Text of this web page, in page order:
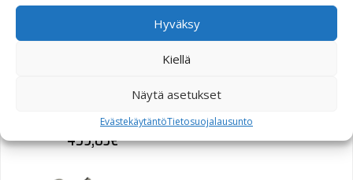
Hyväksy
Kiellä
Näytä asetukset
EvästekäytäntöTietosuojalausunto
Onyx Premium Touring Bag
459,83€